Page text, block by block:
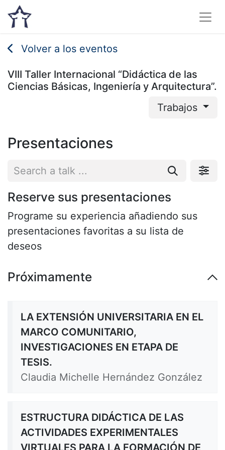
Volver a los eventos
VIII Taller Internacional “Didáctica de las
Ciencias Básicas, Ingeniería y Arquitectura”.
Trabajos
Presentaciones
Reserve sus presentaciones
Programe su experiencia añadiendo sus
presentaciones favoritas a su lista de
deseos
Próximamente
LA EXTENSIÓN UNIVERSITARIA EN EL
MARCO COMUNITARIO,
INVESTIGACIONES EN ETAPA DE
TESIS.
Claudia Michelle Hernández González
ESTRUCTURA DIDÁCTICA DE LAS
ACTIVIDADES EXPERIMENTALES
VIRTUALES PARA LA FORMACIÓN DE